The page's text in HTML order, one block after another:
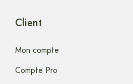
Client
Mon compte
Compte Pro